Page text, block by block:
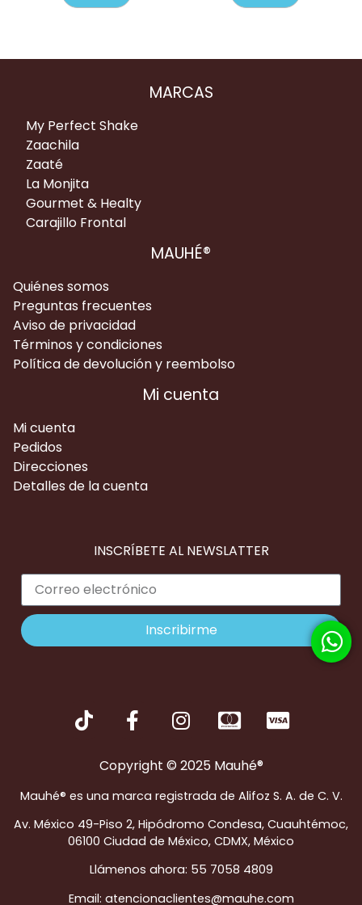
MARCAS
My Perfect Shake
Zaachila
Zaaté
La Monjita
Gourmet & Healty
Carajillo Frontal
MAUHÉ®
Quiénes somos
Preguntas frecuentes
Aviso de privacidad
Términos y condiciones
Política de devolución y reembolso
Mi cuenta
Mi cuenta
Pedidos
Direcciones
Detalles de la cuenta
INSCRÍBETE AL NEWSLATTER
Inscribirme
Copyright © 2025 Mauhé®
Mauhé® es una marca registrada de Alifoz S. A. de C. V.
Av. México 49-Piso 2, Hipódromo Condesa, Cuauhtémoc,
06100 Ciudad de México, CDMX, México
Llámenos ahora: 55 7058 4809
Email: atencionaclientes@mauhe.com